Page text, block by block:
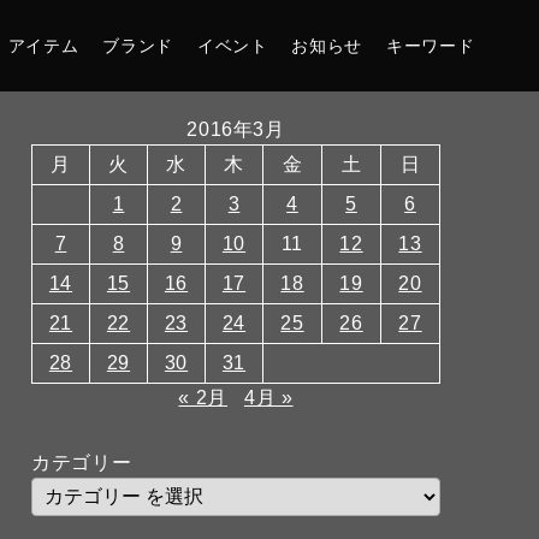
アイテム ブランド イベント お知らせ キーワード
2016年3月
月
火 水 木 金 土
日
1
2 3 4 5
6
7
8 9 10 11 12
13
14
15 16 17 18 19
20
21
22 23 24 25 26
27
28
29 30
31
« 2月
4月 »
カテゴリー